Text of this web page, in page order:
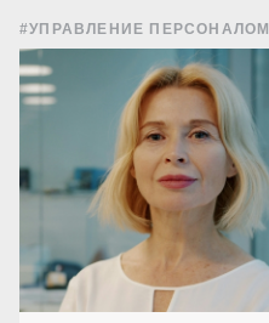
#УПРАВЛЕНИЕ ПЕРСОНАЛОМ